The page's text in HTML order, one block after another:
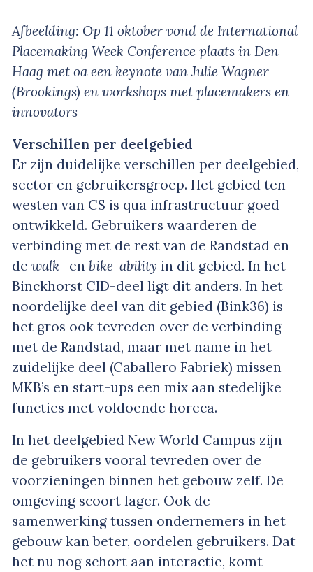
Afbeelding: Op 11 oktober vond de International
Placemaking Week Conference plaats in Den
Haag met oa een keynote van Julie Wagner
(Brookings) en workshops met placemakers en
innovators
Verschillen per deelgebied
Er zijn duidelijke verschillen per deelgebied,
sector en gebruikersgroep. Het gebied ten
westen van CS is qua infrastructuur goed
ontwikkeld. Gebruikers waarderen de
verbinding met de rest van de Randstad en
de walk- en bike-ability in dit gebied. In het
Binckhorst CID-deel ligt dit anders. In het
noordelijke deel van dit gebied (Bink36) is
het gros ook tevreden over de verbinding
met de Randstad, maar met name in het
zuidelijke deel (Caballero Fabriek) missen
MKB’s en start-ups een mix aan stedelijke
functies met voldoende horeca.
In het deelgebied New World Campus zijn
de gebruikers vooral tevreden over de
voorzieningen binnen het gebouw zelf. De
omgeving scoort lager. Ook de
samenwerking tussen ondernemers in het
gebouw kan beter, oordelen gebruikers. Dat
het nu nog schort aan interactie, komt